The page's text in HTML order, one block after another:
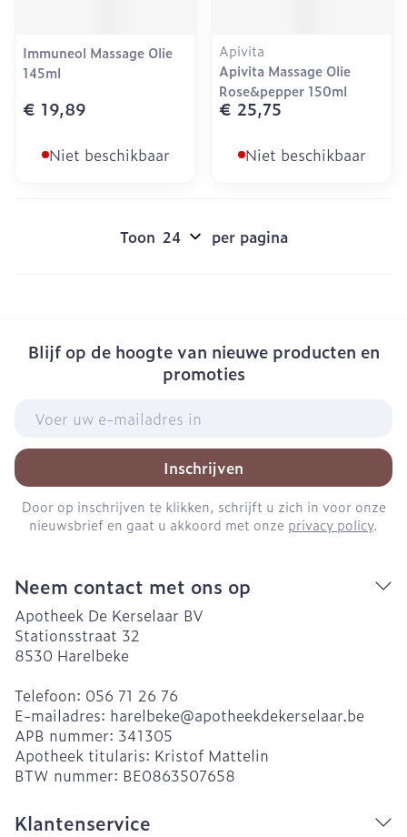
Immuneol Massage Olie
145ml
€ 19,89
Niet beschikbaar
Apivita
Apivita Massage Olie
Rose&pepper 150ml
€ 25,75
Niet beschikbaar
Toon per pagina
Blijf op de hoogte van nieuwe producten en
promoties
Inschrijven
Door op inschrijven te klikken, schrijft u zich in voor onze
nieuwsbrief en gaat u akkoord met onze privacy policy.
Neem contact met ons op
Apotheek De Kerselaar BV
Stationsstraat 32
8530 Harelbeke
Telefoon: 056 71 26 76
E-mailadres: harelbeke@apotheekdekerselaar.be
APB nummer: 341305
Apotheek titularis: Kristof Mattelin
BTW nummer: BE0863507658
Klantenservice